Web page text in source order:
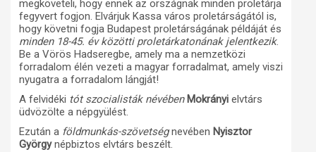
megköveteli, hogy ennek az országnak minden proletárja
fegyvert fogjon. Elvárjuk Kassa város proletárságától is,
hogy követni fogja Budapest proletárságának példáját és
minden 18-45. év közötti proletárkatonának jelentkezik.
Be a Vörös Hadseregbe, amely ma a nemzetközi
forradalom élén vezeti a magyar forradalmat, amely viszi
nyugatra a forradalom lángját!
A felvidéki tót szocialisták névében Mokrányi elvtárs
üdvözölte a népgyülést.
Ezután a földmunkás-szövetségnevében Nyisztor
Györgynépbiztos elvtárs beszélt.